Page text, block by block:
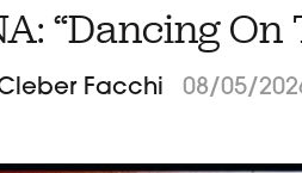
“Dancing On
Facchi 08/05/